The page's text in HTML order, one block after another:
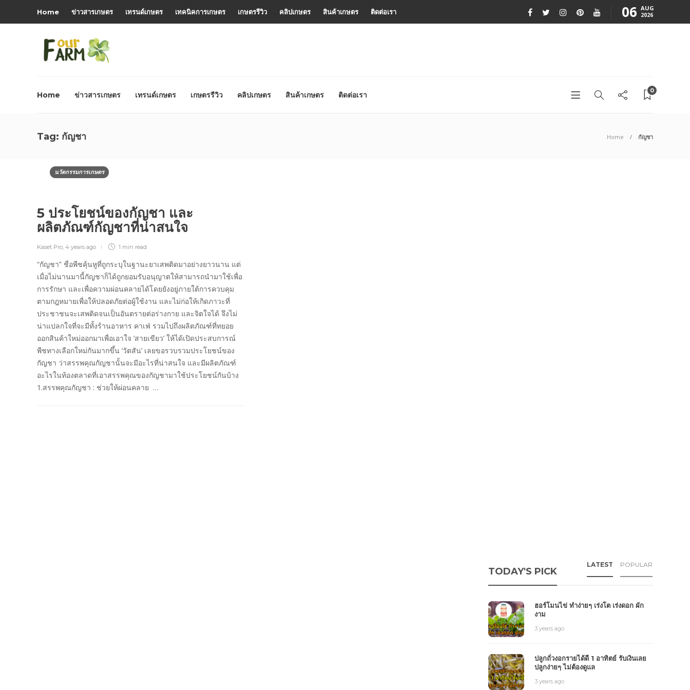
Home ข่าวสารเกษตร เทรนด์เกษตร เทคนิคการเกษตร เกษตรรีวิว คลิปเกษตร สินค้าเกษตร ติดต่อเรา 06 AUG
2026
Home ข่าวสารเกษตร เทรนด์เกษตร เกษตรรีวิว คลิปเกษตร สินค้าเกษตร ติดต่อเรา 0
Tag: กัญชา Home กัญชา
นวัตกรรมการเกษตร
5 ประโยชน์ของกัญชา และ
ผลิตภัณฑ์กัญชาที่น่าสนใจ
Kaset Pro, 4 years ago 1 min read
“กัญชา” ชื่อพืชคุ้นหูที่ถูกระบุในฐานะยาเสพติดมาอย่างยาวนาน แต่
เมื่อไม่นานมานี้กัญชาก็ได้ถูกยอมรับอนุญาตให้สามารถนำมาใช้เพื่อ
การรักษา และเพื่อความผ่อนคลายได้โดยยังอยู่ภายใต้การควบคุม
ตามกฎหมายเพื่อให้ปลอดภัยต่อผู้ใช้งาน และไม่ก่อให้เกิดภาวะที่
ประชาชนจะเสพติดจนเป็นอันตรายต่อร่างกาย และจิตใจได้ จึงไม่
น่าแปลกใจที่จะมีทั้งร้านอาหาร คาเฟ่ รวมไปถึงผลิตภัณฑ์ที่ทยอย
ออกสินค้าใหม่ออกมาเพื่อเอาใจ ‘สายเขียว’ ให้ได้เปิดประสบการณ์
พืชทางเลือกใหม่กันมากขึ้น ‘วัตสัน’ เลยขอรวบรวมประโยชน์ของ
กัญชา ว่าสรรพคุณกัญชานั้นจะมีอะไรที่น่าสนใจ และมีผลิตภัณฑ์
อะไรในท้องตลาดที่เอาสรรพคุณของกัญชามาใช้ประโยชน์กันบ้าง
1.สรรพคุณกัญชา : ช่วยให้ผ่อนคลาย …
TODAY'S PICK
LATEST POPULAR
ฮอร์โมนไข่ ทำง่ายๆ เร่งโต เร่งดอก ผัก
งาม
3 years ago
ปลูกถั่วงอกรายได้ดี 1 อาทิตย์ รับเงินเลย
ปลูกง่ายๆ ไม่ต้องดูแล
3 years ago